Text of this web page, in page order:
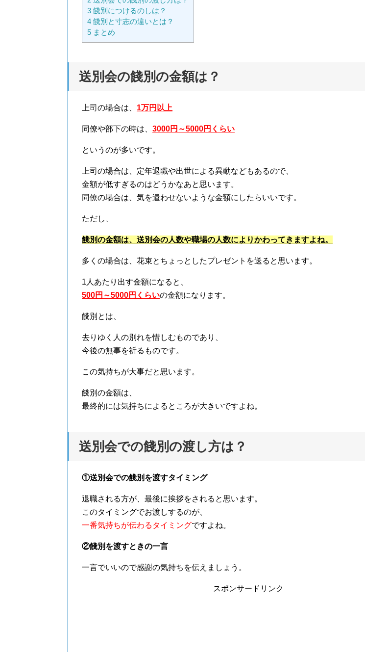
3 餞別につけるのしは？
4 餞別と寸志の違いとは？
5 まとめ
送別会の餞別の金額は？
上司の場合は、 1万円以上
同僚や部下の時は、 3000円～5000円くらい
というのが多いです。
上司の場合は、定年退職や出世による異動などもあるので、
金額が低すぎるのはどうかなあと思います。
同僚の場合は、気を遣わせないような金額にしたらいいです。
ただし、
餞別の金額は、送別会の人数や職場の人数によりかわってきますよね。
多くの場合は、花束とちょっとしたプレゼントを送ると思います。
1人あたり出す金額になると、
500円～5000円くらいの金額になります。
餞別とは、
去りゆく人の別れを惜しむものであり、
今後の無事を祈るものです。
この気持ちが大事だと思います。
餞別の金額は、
最終的には気持ちによるところが大きいですよね。
送別会での餞別の渡し方は？
①送別会での餞別を渡すタイミング
退職される方が、最後に挨拶をされると思います。
このタイミングでお渡しするのが、
一番気持ちが伝わるタイミングですよね。
②餞別を渡すときの一言
一言でいいので感謝の気持ちを伝えましょう。
スポンサードリンク